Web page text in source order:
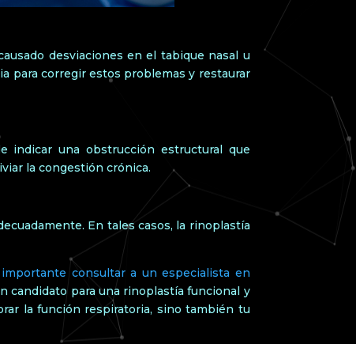
desviaciones en el tabique nasal u
para corregir estos problemas y restaurar
indicar una obstrucción estructural que
la congestión crónica.
En tales casos, la rinoplastía
consultar a un especialista en
candidato para una rinoplastía funcional y
la función respiratoria, sino también tu